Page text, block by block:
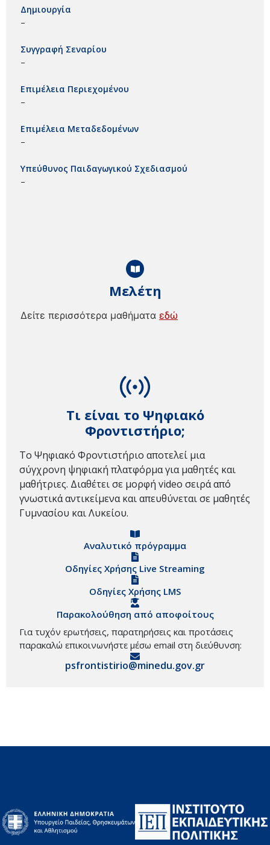
Τι είναι το Ψηφιακό
Φροντιστήριο;
Το Ψηφιακό Φροντιστήριο αποτελεί μια
σύγχρονη ψηφιακή πλατφόρμα για μαθητές και
μαθήτριες. Διαθέτει σε μορφή video σειρά από
γνωστικά αντικείμενα και απευθύνεται σε μαθητές
Γυμνασίου και Λυκείου.
Αναλυτικό πρόγραμμα
Οδηγίες Χρήσης Live Streaming
Οδηγίες Χρήσης LMS
Παρακολούθηση από αποφοίτους
Για τυχόν ερωτήσεις, παρατηρήσεις και προτάσεις
παρακαλώ επικοινωνήστε μέσω email στη διεύθυνση:
psfrontistirio@minedu.gov.gr
Μελέτη
Δείτε περισσότερα μαθήματα εδώ
Δημιουργία
–
Συγγραφή Σεναρίου
–
Επιμέλεια Περιεχομένου
–
Επιμέλεια Μεταδεδομένων
–
Υπεύθυνος Παιδαγωγικού Σχεδιασμού
–